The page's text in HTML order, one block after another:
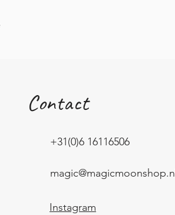
Contact
+31(0)6 16116506
magic@magicmoonshop.nl
Instagram